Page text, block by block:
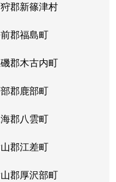
郡新篠津村
郡福島町
磯郡木古内町
郡鹿部町
郡八雲町
郡江差町
郡厚沢部町